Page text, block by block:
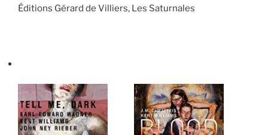
Éditions Gérard de Villiers, Les Saturnales